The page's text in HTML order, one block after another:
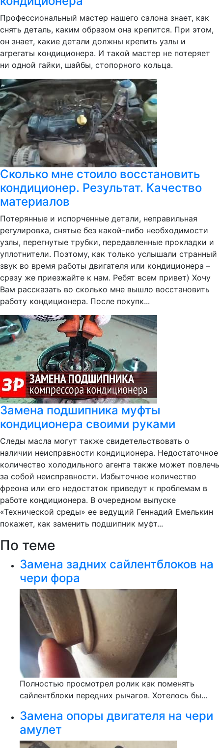
Профессиональный мастер нашего салона знает, как
снять деталь, каким образом она крепится. При этом,
он знает, какие детали должны крепить узлы и
агрегаты кондиционера. И такой мастер не потеряет
ни одной гайки, шайбы, стопорного кольца.
Сколько мне стоило восстановить
кондиционер. Результат. Качество
материалов
Потерянные и испорченные детали, неправильная
регулировка, снятые без какой-либо необходимости
узлы, перегнутые трубки, передавленные прокладки и
уплотнители. Поэтому, как только услышали странный
звук во время работы двигателя или кондиционера –
сразу же приезжайте к нам. Ребят всем привет) Хочу
Вам рассказать во сколько мне вышло восстановить
работу кондиционера. После покупк...
Замена подшипника муфты
кондиционера своими руками
Следы масла могут также свидетельствовать о
наличии неисправности кондиционера. Недостаточное
количество холодильного агента также может повлечь
за собой неисправности. Избыточное количество
фреона или его недостаток приведут к проблемам в
работе кондиционера. В очередном выпуске
«Технической среды» ее ведущий Геннадий Емелькин
покажет, как заменить подшипник муфт...
По теме
Замена задних сайлентблоков на
чери фора
Полностью просмотрел ролик как поменять
сайлентблоки передних рычагов. Хотелось бы...
Замена опоры двигателя на чери
амулет